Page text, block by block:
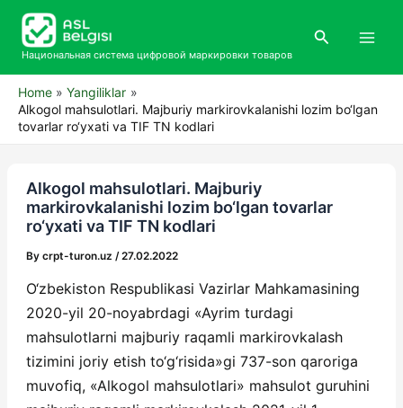
contentНациональная система цифровой маркировки товаров
Search
Home
Yangiliklar
Alkogol mahsulotlari. Majburiy markirovkalanishi lozim bo‘lgan
tovarlar ro‘yxati va TIF TN kodlari
Alkogol mahsulotlari. Majburiy
markirovkalanishi lozim bo‘lgan tovarlar
ro‘yxati va TIF TN kodlari
By crpt-turon.uz /27.02.2022
O‘zbekiston Respublikasi Vazirlar Mahkamasining
2020-yil 20-noyabrdagi «Ayrim turdagi
mahsulotlarni majburiy raqamli markirovkalash
tizimini joriy etish to‘g‘risida»gi 737-son qaroriga
muvofiq, «Alkogol mahsulotlari» mahsulot guruhini